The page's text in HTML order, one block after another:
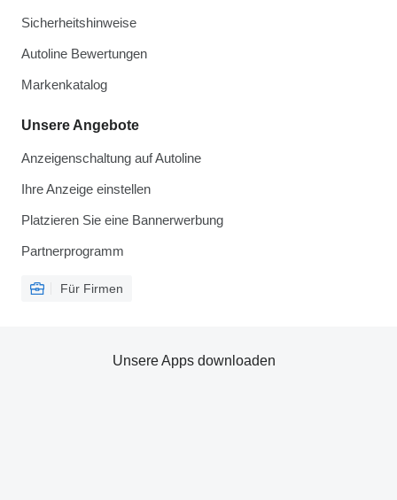
Sicherheitshinweise
Autoline Bewertungen
Markenkatalog
Unsere Angebote
Anzeigenschaltung auf Autoline
Ihre Anzeige einstellen
Platzieren Sie eine Bannerwerbung
Partnerprogramm
Für Firmen
Unsere Apps downloaden